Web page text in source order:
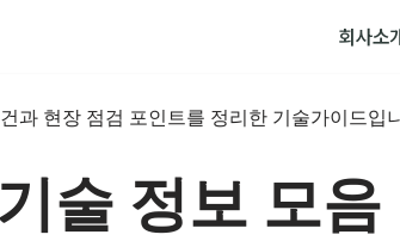
회사소
과 현장 점검 포인트를 정리한 기술가이드입
술 정보 모음